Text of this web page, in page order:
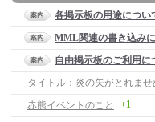
各掲示板の用途につい
MML関連の書き込み
自由掲示板のご利用に
タイトル：炎の矢がとれませ
赤熊イベントのこと
+1